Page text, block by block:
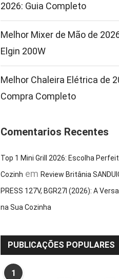
2026: Guia Completo
Melhor Mixer de Mão de
Elgin 200W
Melhor Chaleira Elétrica de
Compra Completo
Comentarios Recentes
Top 1 Mini Grill 2026: Escolha
Cozinh em Review Britânia
PRESS 127V, BGR27I (2026): A
na Sua Cozinha
PUBLICAÇÕES POPULARES
1